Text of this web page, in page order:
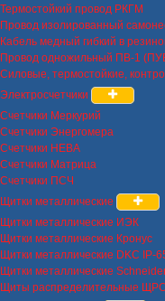
Термостойкий провод РКГМ
Провод изолированный
Кабель медный гибкий в
Провод одножильный ПВ-1
Силовые, термостойкие,
Электросчетчики
Счетчики Меркурий
Счетчики Энергомера
Счетчики НЕВА
Счетчики Матрица
Счетчики ПСЧ
Щитки металлические
Щитки металлические ИЭК
Щитки металлические Кронус
Щитки металлические DKC IP-
Щитки металлические
Щиты распределительные